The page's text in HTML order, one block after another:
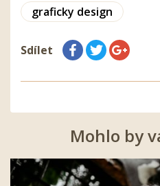
graficky design
Sdílet
Mohlo by